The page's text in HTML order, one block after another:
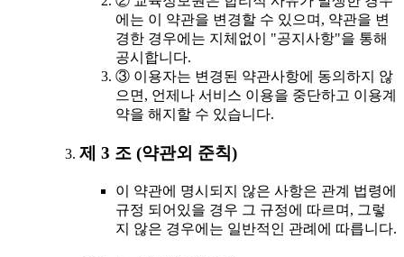
에는 이 약관을 변경할 수 있으며, 약관을 변
경한 경우에는 지체없이 "공지사항"을 통해
공시합니다.
③ 이용자는 변경된 약관사항에 동의하지 않
으면, 언제나 서비스 이용을 중단하고 이용계
약을 해지할 수 있습니다.
제 3 조 (약관외 준칙)
이 약관에 명시되지 않은 사항은 관계 법령에
규정 되어있을 경우 그 규정에 따르며, 그렇
지 않은 경우에는 일반적인 관례에 따릅니다.